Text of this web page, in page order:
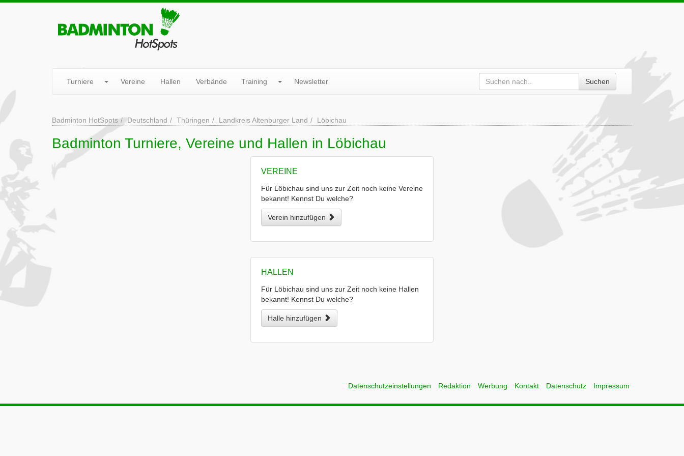
Turniere Vereine Hallen Verbände Training Newsletter Suchen
Badminton HotSpots Deutschland Thüringen Landkreis Altenburger Land Löbichau
Badminton Turniere, Vereine und Hallen in Löbichau
VEREINE
Für Löbichau sind uns zur Zeit noch keine Vereine
bekannt! Kennst Du welche?
Verein hinzufügen
HALLEN
Für Löbichau sind uns zur Zeit noch keine Hallen
bekannt! Kennst Du welche?
Halle hinzufügen
Datenschutzeinstellungen Redaktion Werbung Kontakt Datenschutz Impressum